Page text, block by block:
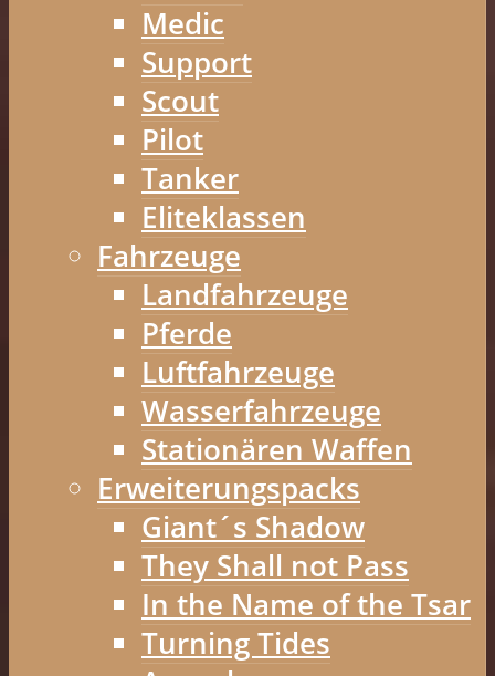
Medic
Support
Scout
Pilot
Tanker
Eliteklassen
Fahrzeuge
Landfahrzeuge
Pferde
Luftfahrzeuge
Wasserfahrzeuge
Stationären Waffen
Erweiterungspacks
Giant´s Shadow
They Shall not Pass
In the Name of the Tsar
Turning Tides